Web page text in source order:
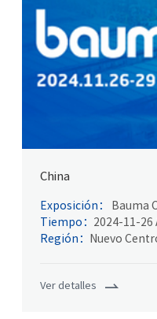
China
Exposición：
Bauma
Tiempo： 2024-11-26
Región：
Nuevo
Ver detalles